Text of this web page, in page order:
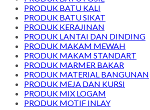
PRODUK BATU KALI
PRODUK BATU SIKAT
PRODUK KERAJINAN
PRODUK LANTAI DAN DINDING
PRODUK MAKAM MEWAH
PRODUK MAKAM STANDART
PRODUK MARMER BAKAR
PRODUK MATERIAL BANGUNAN
PRODUK MEJA DAN KURSI
PRODUK MIX LOGAM
PRODUK MOTIF INLAY